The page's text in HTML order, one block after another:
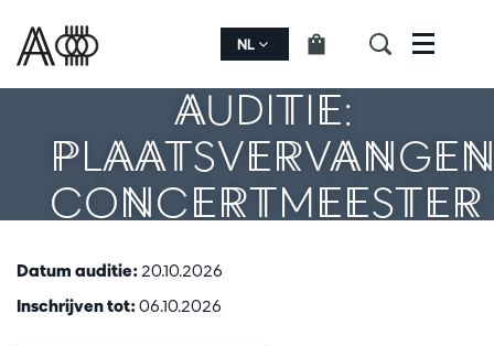
NL Menu
AUDITIE:
CONCERTMEESTER
Datum auditie:20.10.2026
Inschrijven tot:06.10.2026